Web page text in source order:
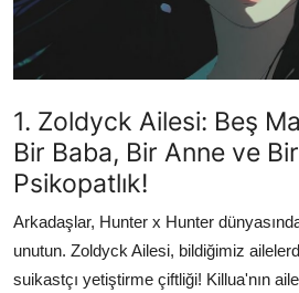
1. Zoldyck Ailesi: Beş
Bir Baba, Bir Anne ve
Psikopatlık!
Arkadaşlar, Hunter x Hunter
unutun. Zoldyck Ailesi, bildiğimiz
suikastçı yetiştirme çiftliği! Killua'nın